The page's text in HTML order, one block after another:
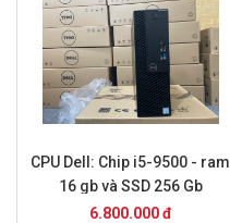
CPU Dell: Chip i5-9500 - ram
16 gb và SSD 256 Gb
6.800.000 đ